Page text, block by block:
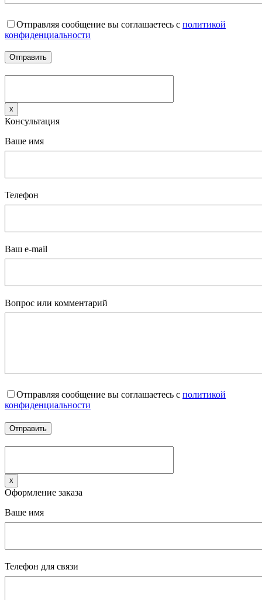
Отправляя сообщение вы соглашаетесь с политикой
конфиденциальности
x
Консультация
Ваше имя
Телефон
Ваш e-mail
Вопрос или комментарий
Отправляя сообщение вы соглашаетесь с политикой
конфиденциальности
x
Оформление заказа
Ваше имя
Телефон для связи